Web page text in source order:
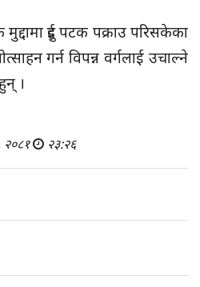
दुई पटक पक्राउ परिसकेका
गर्न विपन्न वर्गलाई उचाल्ने
।
२०८१ २३:२६